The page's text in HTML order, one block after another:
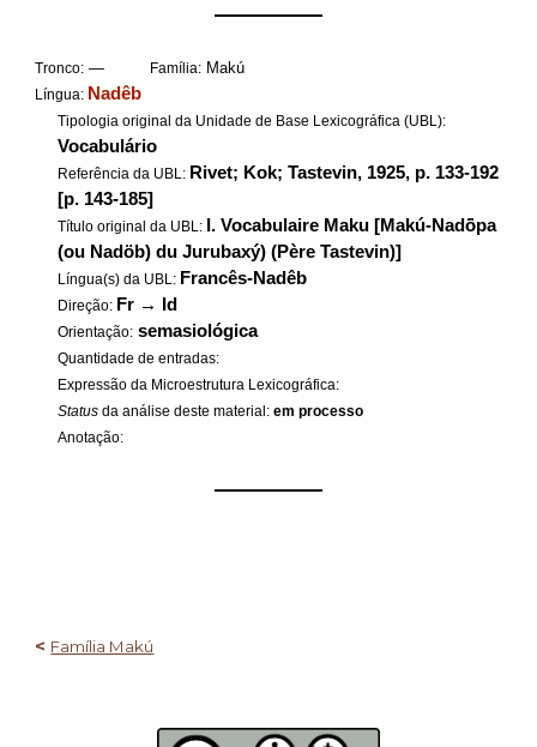
——————
Tronco: — Família: Makú
Língua: Nadêb
Tipologia original da Unidade de Base Lexicográfica (UBL):
Vocabulário
Referência da UBL: Rivet; Kok; Tastevin, 1925, p. 133-192
[p. 143-185]
Título original da UBL: I. Vocabulaire Maku [Makú-Nadö́pa
(ou Nadöb) du Jurubaxý) (Père Tastevin)]
Língua(s) da UBL: Francês-Nadêb
Direção: Fr → Id
Orientação: semasiológica
Quantidade de entradas:
Expressão da Microestrutura Lexicográfica:
Status da análise deste material:em processo
Anotação:
——————
< Família Makú